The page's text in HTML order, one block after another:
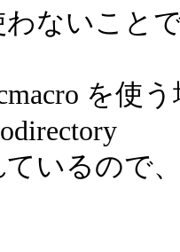
わないこと
を使
ているので